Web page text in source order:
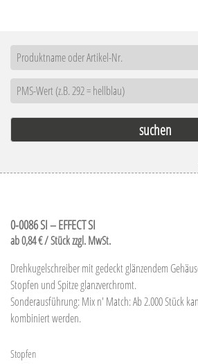
0-0086 SI – EFFECT SI
ab 0,84 € / Stück zzgl. MwSt.
Drehkugelschreiber mit gedeckt glänzendem
Stopfen und Spitze glanzverchromt.
Sonderausführung: Mix n' Match: Ab 2.000 Stück
kombiniert werden.
Stopfen